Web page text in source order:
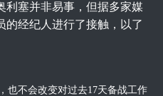
利塞并非易事，但据多家媒
的经纪人进行了接触，以了
也不会改变对过去17天备战工作